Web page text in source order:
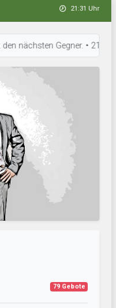
21:31 Uhr
Gegner. • 21:30 Uhr:
79 Gebote